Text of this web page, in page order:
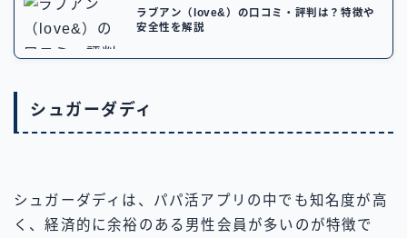
ラブアン（love&）の口コミ・評判は？特徴や
安全性を解説
シュガーダディ
シュガーダディは、パパ活アプリの中でも知名度が高
く、経済的に余裕のある男性会員が多いのが特徴で